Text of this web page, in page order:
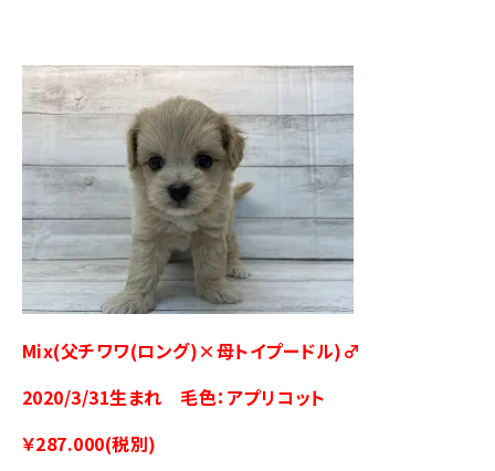
Mix(父チワワ(ロング)×母トイプードル)♂
2020/3/31生まれ 毛色：アプリコット
￥287.000(税別)